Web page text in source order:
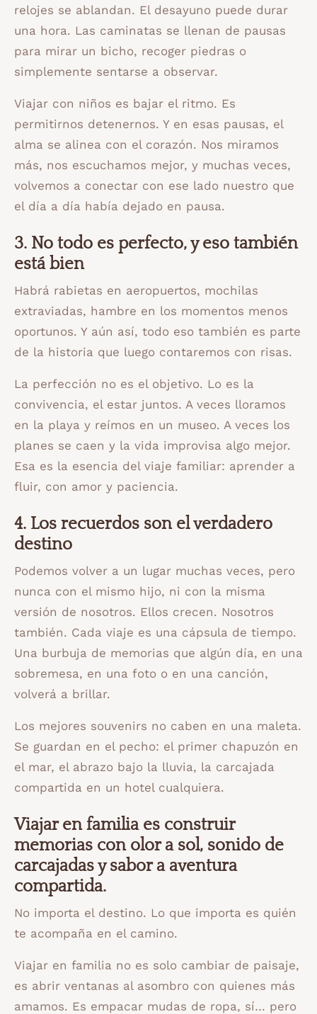
relojes se ablandan. El desayuno puede durar
una hora. Las caminatas se llenan de pausas
para mirar un bicho, recoger piedras o
simplemente sentarse a observar.
Viajar con niños es bajar el ritmo. Es
permitirnos detenernos. Y en esas pausas, el
alma se alinea con el corazón. Nos miramos
más, nos escuchamos mejor, y muchas veces,
volvemos a conectar con ese lado nuestro que
el día a día había dejado en pausa.
3. No todo es perfecto, y eso también
está bien
Habrá rabietas en aeropuertos, mochilas
extraviadas, hambre en los momentos menos
oportunos. Y aún así, todo eso también es parte
de la historia que luego contaremos con risas.
La perfección no es el objetivo. Lo es la
convivencia, el estar juntos. A veces lloramos
en la playa y reímos en un museo. A veces los
planes se caen y la vida improvisa algo mejor.
Esa es la esencia del viaje familiar: aprender a
fluir, con amor y paciencia.
4. Los recuerdos son el verdadero
destino
Podemos volver a un lugar muchas veces, pero
nunca con el mismo hijo, ni con la misma
versión de nosotros. Ellos crecen. Nosotros
también. Cada viaje es una cápsula de tiempo.
Una burbuja de memorias que algún día, en una
sobremesa, en una foto o en una canción,
volverá a brillar.
Los mejores souvenirs no caben en una maleta.
Se guardan en el pecho: el primer chapuzón en
el mar, el abrazo bajo la lluvia, la carcajada
compartida en un hotel cualquiera.
Viajar en familia es construir
memorias con olor a sol, sonido de
carcajadas y sabor a aventura
compartida.
No importa el destino. Lo que importa es quién
te acompaña en el camino.
Viajar en familia no es solo cambiar de paisaje,
es abrir ventanas al asombro con quienes más
amamos. Es empacar mudas de ropa, sí… pero